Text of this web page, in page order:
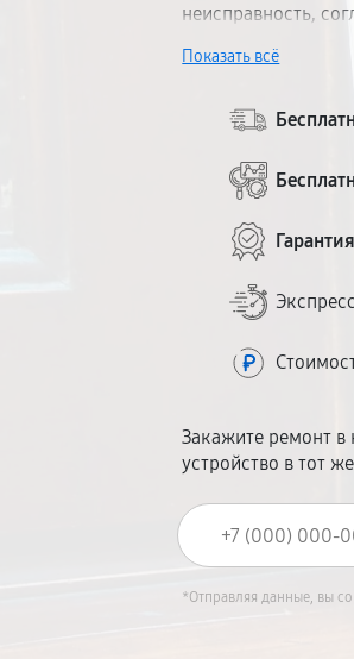
неисправность,
дня. Без скрытых
Показать всё
Гарантия
Закажите ремонт
устройство в тот
*Отправляя данные, вы